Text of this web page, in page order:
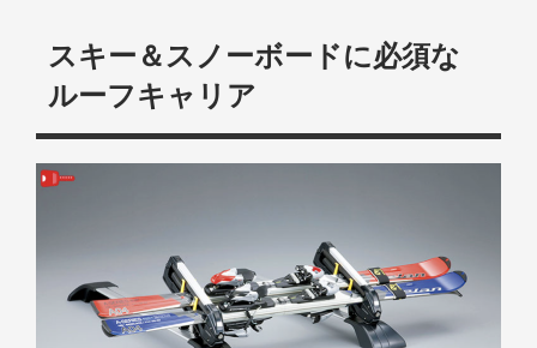
スキー＆スノーボードに必須な
ルーフキャリア